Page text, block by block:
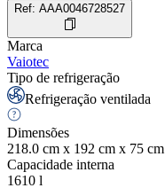
Ref: AAA0046728527
Marca
Vaiotec
Tipo de refrigeração
Refrigeração ventilada
Dimensões
218.0 cm x 192 cm x 75 cm
Capacidade interna
1610 l